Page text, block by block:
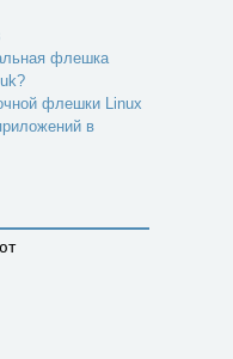
флешка
флешки Linux
в